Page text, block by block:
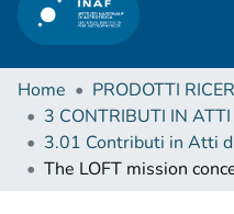
Home
PRODOTTI